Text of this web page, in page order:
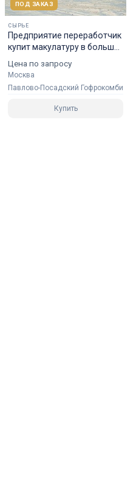
ПОД ЗАКАЗ
СЫРЬЕ
Предприятие переработчик
купит макулатуру в больших
объёмах
Цена по запросу
Москва
Павлово-Посадский Гофрокомбинат
Купить